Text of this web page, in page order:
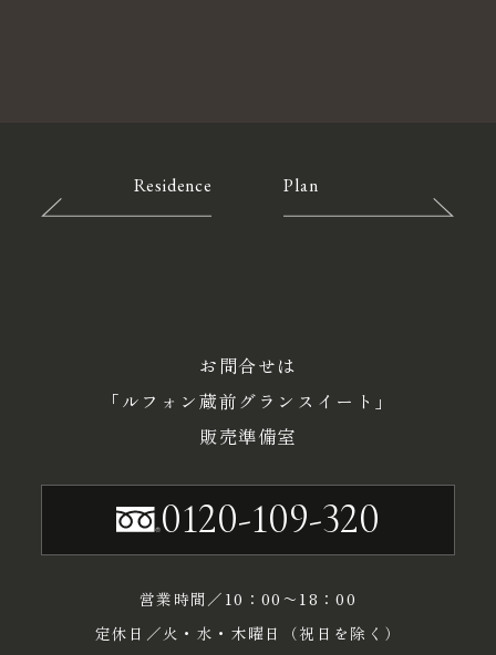
Residence Plan
お問合せは
「ルフォン蔵前グランスイート」
販売準備室
0120-109-320
営業時間／10：00〜18：00
定休日／火・水・木曜日（祝日を除く）